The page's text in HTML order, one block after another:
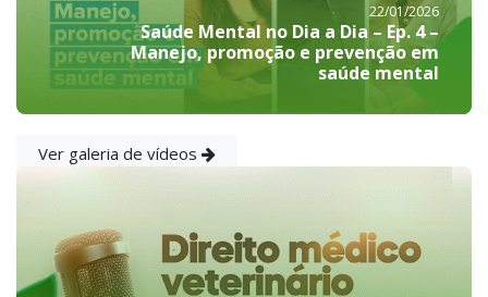
22/01/2026
Saúde Mental no Dia a Dia – Ep. 4 –
Manejo, promoção e prevenção em
saúde mental
Ver galeria de vídeos